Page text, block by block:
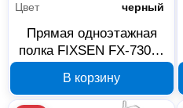
Цвет
черный
Прямая одноэтажная
полка FIXSEN FX-730B-
В корзину